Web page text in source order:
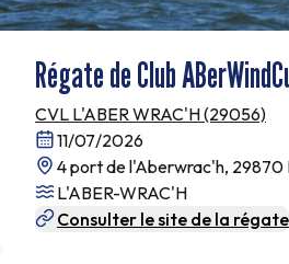
Régate de Club
CVL L'ABER WRAC'H (29056)
11/07/2026
4 port de l'Aberwrac'h,
L'ABER-WRAC'H
Consulter le site de la régate